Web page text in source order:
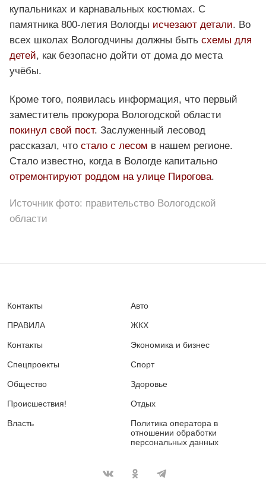
купальниках и карнавальных костюмах. С
памятника 800-летия Вологды исчезают детали. Во
всех школах Вологодчины должны быть схемы для
детей, как безопасно дойти от дома до места
учёбы.
Кроме того, появилась информация, что первый
заместитель прокурора Вологодской области
покинул свой пост. Заслуженный лесовод
рассказал, что стало с лесом в нашем регионе.
Стало известно, когда в Вологде капитально
отремонтируют роддом на улице Пирогова.
Источник фото: правительство Вологодской
области
Контакты
ПРАВИЛА
Контакты
Спецпроекты
Общество
Происшествия!
Власть
Авто
ЖКХ
Экономика и бизнес
Спорт
Здоровье
Отдых
Политика оператора в
отношении обработки
персональных данных